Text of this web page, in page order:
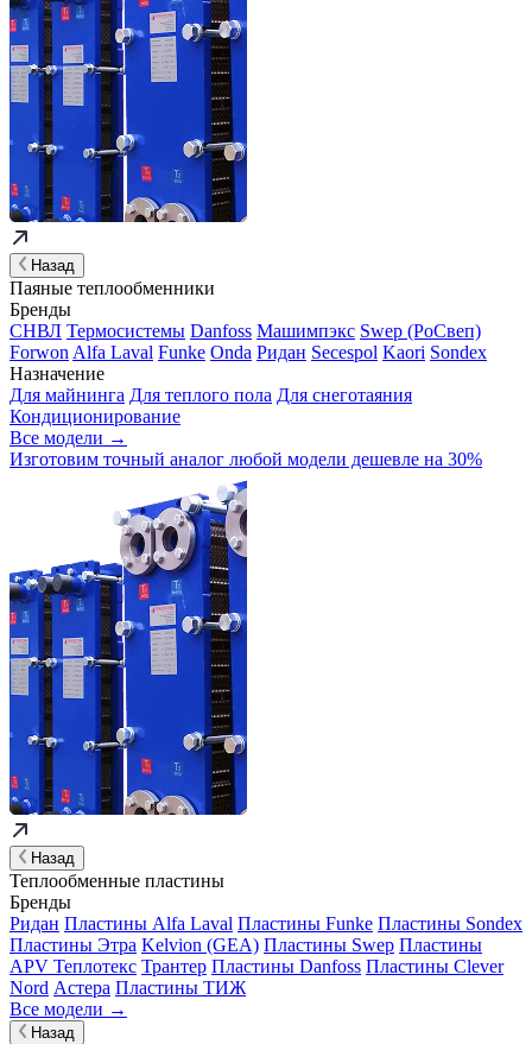
Назад
Паяные теплообменники
Бренды
СНВЛ Термосистемы Danfoss Машимпэкс Swep (РоСвеп)
Forwon Alfa Laval Funke Onda Ридан Secespol Kaori Sondex
Назначение
Для майнинга Для теплого пола Для снеготаяния
Кондиционирование
Все модели →
Изготовим точный аналог любой модели дешевле на 30%
Назад
Теплообменные пластины
Бренды
Ридан Пластины Alfa Laval Пластины Funke Пластины Sondex
Пластины Этра Kelvion (GEA) Пластины Swep Пластины
APV Теплотекс Трантер Пластины Danfoss Пластины Clever
Nord Астера Пластины ТИЖ
Все модели →
Назад